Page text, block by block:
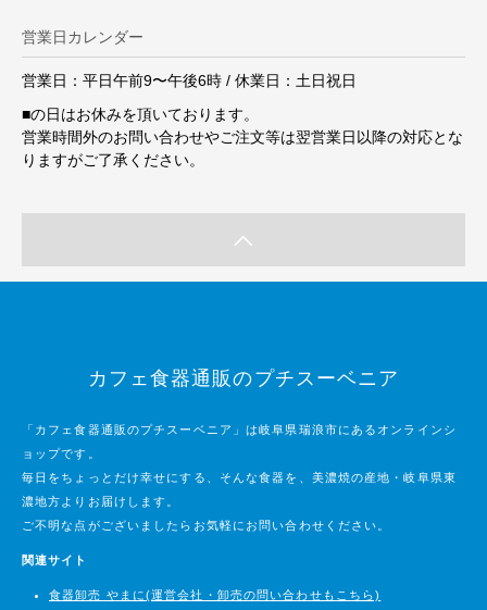
営業日カレンダー
営業日：平日午前9〜午後6時 / 休業日：土日祝日
■の日はお休みを頂いております。
営業時間外のお問い合わせやご注文等は翌営業日以降の対応とな
りますがご了承ください。
カフェ食器通販のプチスーベニア
「カフェ食器通販のプチスーベニア」は岐阜県瑞浪市にあるオンラインシ
ョップです。
毎日をちょっとだけ幸せにする、そんな食器を、美濃焼の産地・岐阜県東
濃地方よりお届けします。
ご不明な点がございましたらお気軽にお問い合わせください。
関連サイト
食器卸売 やまに(運営会社・卸売の問い合わせもこちら)